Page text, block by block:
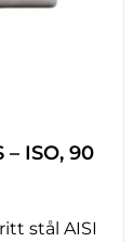
– ISO, 90
stål AISI